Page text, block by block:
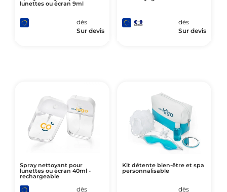
lunettes ou écran 9ml
dès
Sur devis
dès
Sur devis
Spray nettoyant pour
lunettes ou écran 40ml -
rechargeable
dès
Kit détente bien-être et spa
personnalisable
dès